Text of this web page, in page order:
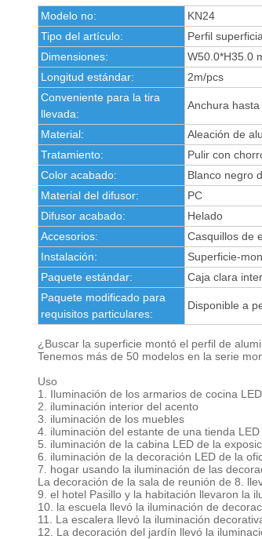
Modelo no:
KN24
Tipo del artículo:
Perfil
Dimensiones:
W50.0*H35.0
Longitud estándar:
2m/pcs
Conveniente para la tira
llevada:
Anchura
Material:
Aleación de
Tratamiento:
Pulir con
Color acabado:
Blanco negro
Material del difusor:
PC
Difusor acabado:
Helado
Accesorios:
Casquillos de
Instalación:
Superficie-
Paquete estándar:
Caja clara
Paquete modificado para
requisitos particulares:
Disponible a
¿Buscar la superficie montó el perfil de
Tenemos más de 50 modelos en la serie
Uso
1. Iluminación de los armarios de cocina LED
2. iluminación interior del acento
3. iluminación de los muebles
4. iluminación del estante de una tienda LED
5. iluminación de la cabina LED de la
6. iluminación de la decoración LED de la
7. hogar usando la iluminación de las
La decoración de la sala de reunión de 8.
9. el hotel Pasillo y la habitación llevaron la
10. la escuela llevó la iluminación de
11. La escalera llevó la iluminación
12. La decoración del jardín llevó la